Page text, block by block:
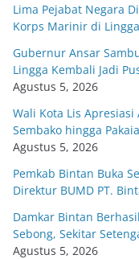
Lima Pejabat Negara
Korps Marinir di Lingga
Gubernur Ansar
Lingga Kembali Jadi
Agustus 5, 2026
Wali Kota Lis Apresiasi
Sembako hingga
Agustus 5, 2026
Pemkab Bintan Buka
Direktur BUMD PT.
Damkar Bintan
Sebong, Sekitar
Agustus 5, 2026